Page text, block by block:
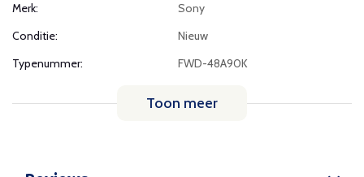
Merk:
Sony
Conditie:
Nieuw
Typenummer:
FWD-48A90K
Toon meer